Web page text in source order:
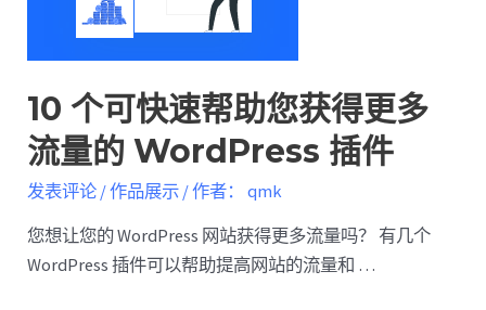
10 个可快速帮助您获得更多
流量的 WordPress 插件
发表评论 /作品展示 / 作者： qmk
您想让您的 WordPress 网站获得更多流量吗？ 有几个
WordPress 插件可以帮助提高网站的流量和 …